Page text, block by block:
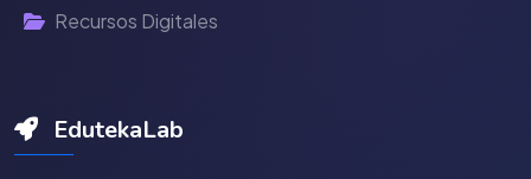
Recursos Digitales
EdutekaLab